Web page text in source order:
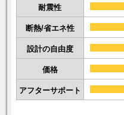
耐震性
断熱/省エネ性
設計の自由度
価格
アフターサポート